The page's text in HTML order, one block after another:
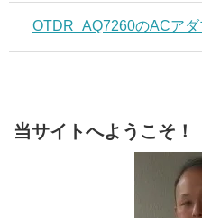
OTDR_AQ7260のACア
当サイトへようこそ！